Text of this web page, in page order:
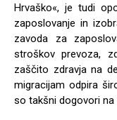
Hrvaško«, je tudi
zaposlovanje in
zavoda za
stroškov prevoza,
zaščito zdravja na
migracijam odpira
so takšni dogovori na